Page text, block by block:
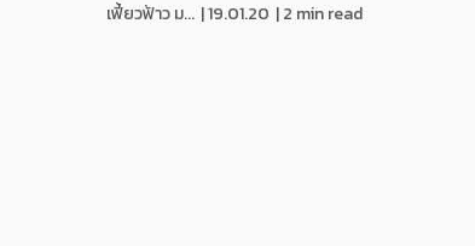
เฟี้ยวฟ้าว ม... |19.01.20 | 2 min read